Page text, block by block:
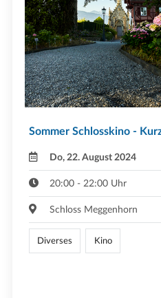
Sommer Schlosskino -
Do, 22. August 2024
20:00 - 22:00 Uhr
Schloss Meggenhorn
Diverses Kino